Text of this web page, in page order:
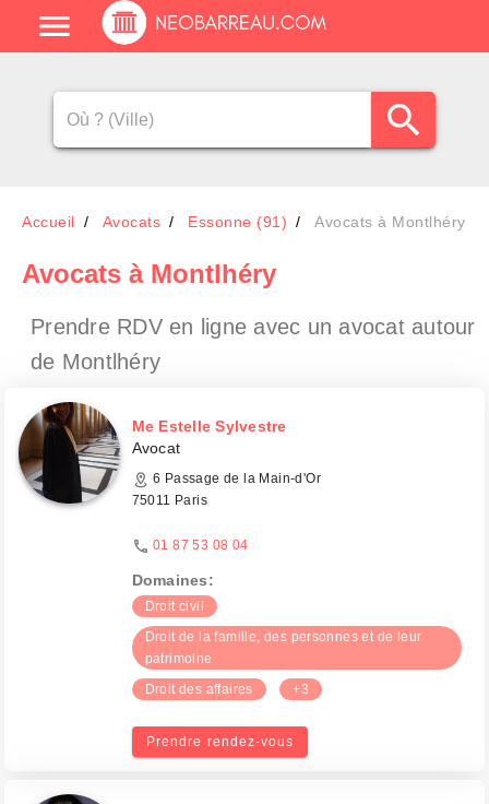
Accueil Avocats Essonne (91) Avocats à Montlhéry
Avocats à Montlhéry
Prendre RDV en ligne avec un avocat autour
de Montlhéry
Me Estelle Sylvestre
Avocat
6 Passage de la Main-d'Or
75011 Paris
01 87 53 08 04
Domaines:
Droit civil
Droit de la famille, des personnes et de leur
patrimoine
Droit des affaires
+3
Prendre rendez-vous